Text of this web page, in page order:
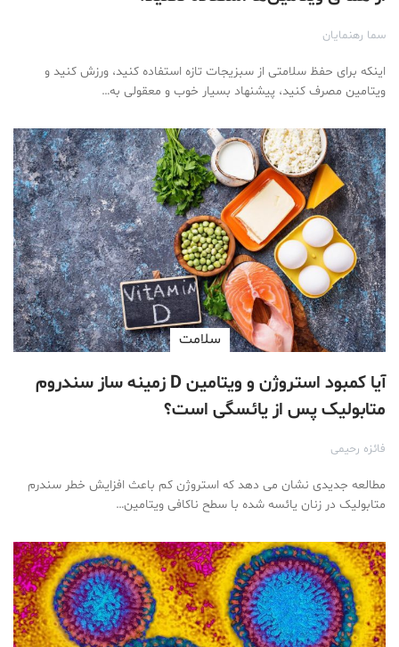
سما رهنمایان
اینکه برای حفظ سلامتی از سبزیجات تازه استفاده کنید، ورزش کنید و
ویتامین مصرف کنید، پیشنهاد بسیار خوب و معقولی به…
سلامت
آیا کمبود استروژن و ویتامین D زمینه ساز سندروم
متابولیک پس از یائسگی است؟
فائزه رحیمی
مطالعه جدیدی نشان می دهد که استروژن کم باعث افزایش خطر سندرم
متابولیک در زنان یائسه شده با سطح ناکافی ویتامین…